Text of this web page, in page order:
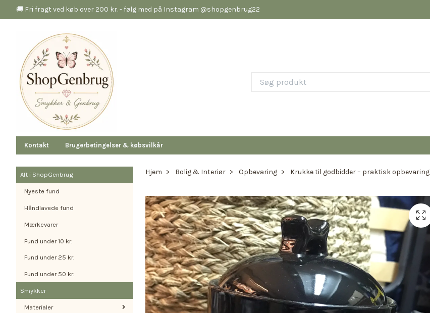
🚚 Fri fragt ved køb over 200 kr. - følg med på Instagram @shopgenbrug22
Kontakt Brugerbetingelser & købsvilkår
Alt i ShopGenbrug
Nyeste fund
Håndlavede fund
Mærkevarer
Fund under 10 kr.
Fund under 25 kr.
Fund under 50 kr.
Smykker
Materialer
Hjem Bolig & Interiør Opbevaring Krukke til godbidder – praktisk opbevaring